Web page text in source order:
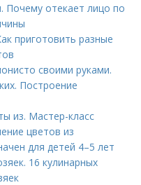
Почему отекает лицо по
приготовить разные
своими руками.
Построение
из. Мастер-класс
цветов из
для детей 4–5 лет
16 кулинарных